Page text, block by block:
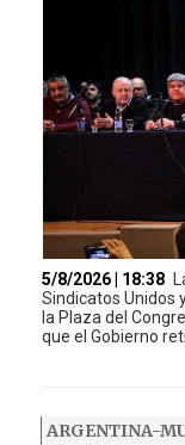
5/8/2026 | 18:38
Sindicatos Unidos
la Plaza del
que el Gobierno
ARGENTINA-